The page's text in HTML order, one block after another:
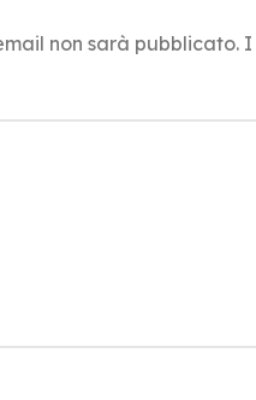
non sarà pubblicato. I